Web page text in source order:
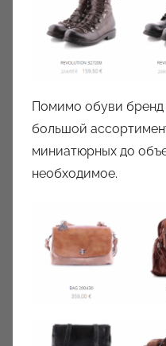
Помимо обуви бренд
большой
миниатюрных до
необходимое.